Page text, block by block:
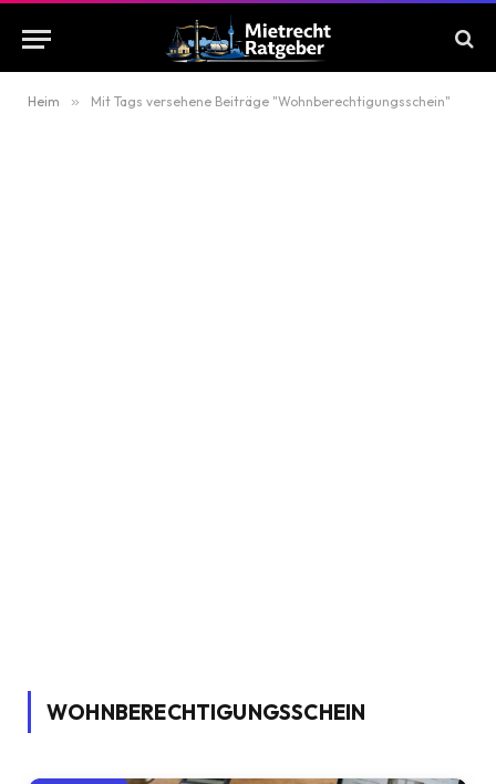
Heim » Mit Tags versehene Beiträge "Wohnberechtigungsschein"
WOHNBERECHTIGUNGSSCHEIN